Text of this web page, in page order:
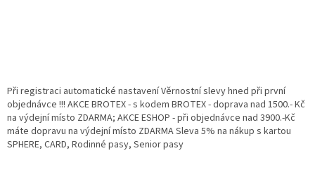
Při registraci automatické nastavení Věrnostní slevy hned při první
objednávce !!! AKCE BROTEX - s kodem BROTEX - doprava nad 1500.- Kč
na výdejní místo ZDARMA; AKCE ESHOP - při objednávce nad 3900.-Kč
máte dopravu na výdejní místo ZDARMA Sleva 5% na nákup s kartou
SPHERE, CARD, Rodinné pasy, Senior pasy